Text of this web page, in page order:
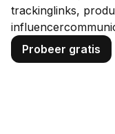
trackinglinks,
Probeer gratis